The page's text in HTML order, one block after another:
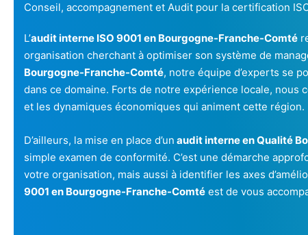
Conseil, accompagnement et Audit pour la certification
L’audit interne ISO 9001 en Bourgogne-Franche-Comté
organisation cherchant à optimiser son système de
Bourgogne-Franche-Comté, notre équipe d’experts se
dans ce domaine. Forts de notre expérience locale,
et les dynamiques économiques qui animent cette région.
D’ailleurs, la mise en place d’un audit interne en Qualité
simple examen de conformité. C’est une démarche
votre organisation, mais aussi à identifier les axes
9001 en Bourgogne-Franche-Comté est de vous